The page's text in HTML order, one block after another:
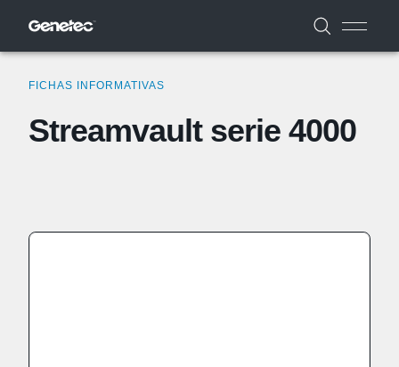
FICHAS INFORMATIVAS
Streamvault serie 4000